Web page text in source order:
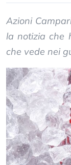
Azioni
la notizia che
che vede nei